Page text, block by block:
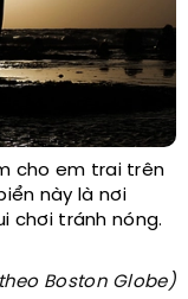
cho em trai trên
này là nơi
chơi tránh nóng.
Boston Globe)